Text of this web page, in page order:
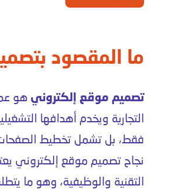
ما المقصود
تصميم موقع إلكتروني هو
التجارية ويخدم أهدافها
فقط، بل تشمل تخطيط
نجاح تصميم موقع إلكتروني
التقنية والوظيفية، وهو ما